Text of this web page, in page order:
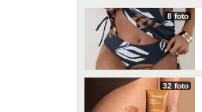
8 foto
32 foto